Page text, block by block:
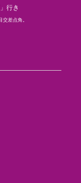
行き
差点角。